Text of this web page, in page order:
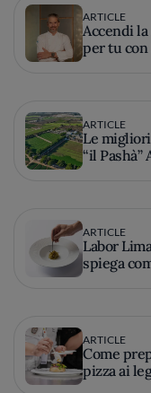
ARTICLE
Accendi la
per tu con
ARTICLE
Le
“il
ARTICLE
Labor
spiega
ARTICLE
Come
pizza ai